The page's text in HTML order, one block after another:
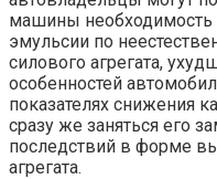
машины необходимость
эмульсии по
силового агрегата,
особенностей
показателях снижения
сразу же заняться его
последствий в форме
агрегата.